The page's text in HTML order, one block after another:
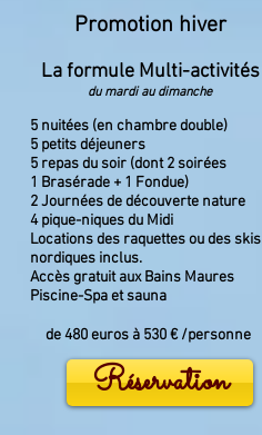
Promotion hiver
La formule Multi-activités
du mardi au dimanche
5 nuitées (en chambre double)
5 petits déjeuners
5 repas du soir (dont 2 soirées
1 Brasérade + 1 Fondue)
2 Journées de découverte nature
4 pique-niques du Midi
Locations des raquettes ou des skis
nordiques inclus.
Accès gratuit aux Bains Maures
Piscine-Spa et sauna
de 480 euros à 530 € /personne
Réservation